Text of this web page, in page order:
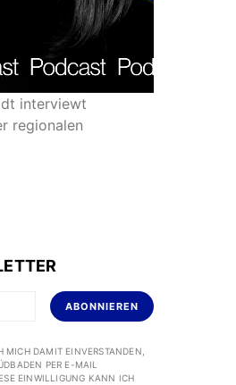
interviewt
regionalen
ABONNIEREN
MICH DAMIT EINVERSTANDEN,
PER E-MAIL
EINWILLIGUNG KANN ICH